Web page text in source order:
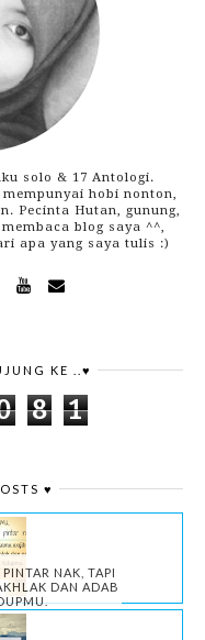
solo & 17 Antologi.
hobi nonton,
Pecinta Hutan, gunung,
blog saya ^^,
apa yang saya tulis :)
KE ..♥
8 1
♥
NAK, TAPI
DAN ADAB